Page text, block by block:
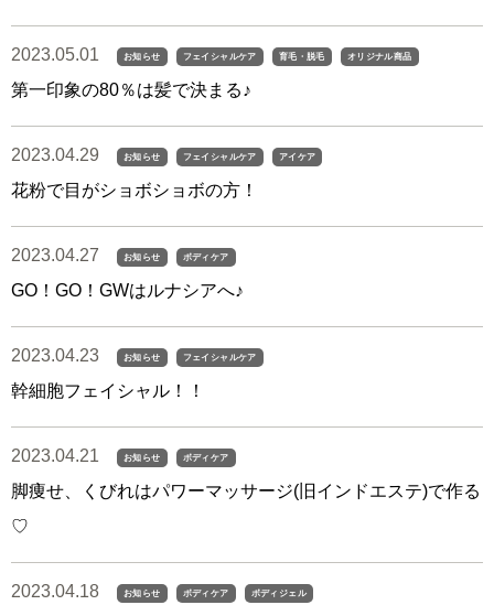
2023.05.01 お知らせ フェイシャルケア 育毛・脱毛 オリジナル商品
第一印象の80％は髪で決まる♪
2023.04.29 お知らせ フェイシャルケア アイケア
花粉で目がショボショボの方！
2023.04.27 お知らせ ボディケア
GO！GO！GWはルナシアへ♪
2023.04.23 お知らせ フェイシャルケア
幹細胞フェイシャル！！
2023.04.21 お知らせ ボディケア
脚痩せ、くびれはパワーマッサージ(旧インドエステ)で作る
♡
2023.04.18 お知らせ ボディケア ボディジェル